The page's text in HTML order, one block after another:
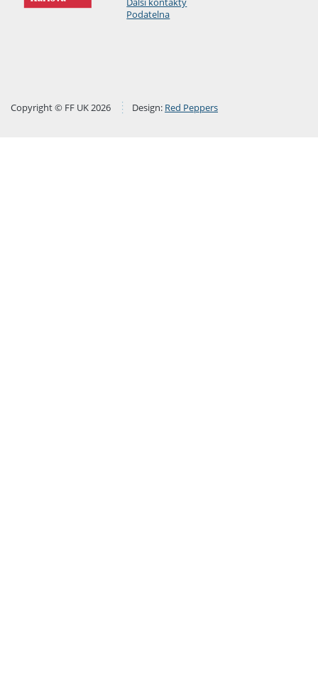
Podatelna
Copyright © FF UK 2026 Design: Red Peppers